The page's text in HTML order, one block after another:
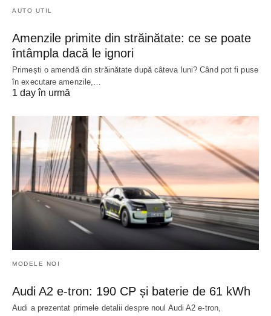
AUTO UTIL
Amenzile primite din străinătate: ce se poate
întâmpla dacă le ignori
Primești o amendă din străinătate după câteva luni? Când pot fi puse
în executare amenzile,…
1 day în urmă
MODELE NOI
Audi A2 e-tron: 190 CP și baterie de 61 kWh
Audi a prezentat primele detalii despre noul Audi A2 e-tron,